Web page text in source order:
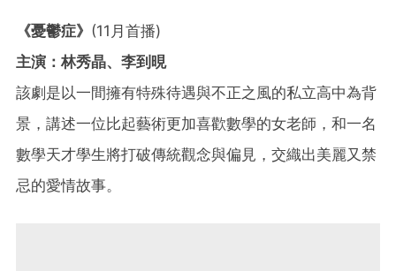
《憂鬱症》 (11月首播)
主演：林秀晶、李到晛
該劇是以一間擁有特殊待遇與不正之風的私立高中為背
景，講述一位比起藝術更加喜歡數學的女老師，和一名
數學天才學生將打破傳統觀念與偏見，交織出美麗又禁
忌的愛情故事。